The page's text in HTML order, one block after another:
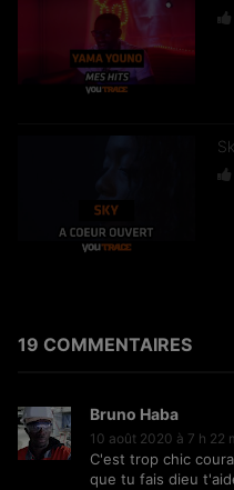
19 COMMENTAIRES
Bruno Haba
10 août 2020 à 7 h 22
C'est trop chic
que tu fais dieu